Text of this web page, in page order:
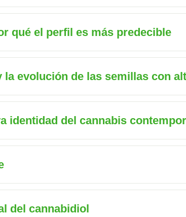
qué el perfil es más predecible
evolución de las semillas con
identidad del cannabis
del cannabidiol